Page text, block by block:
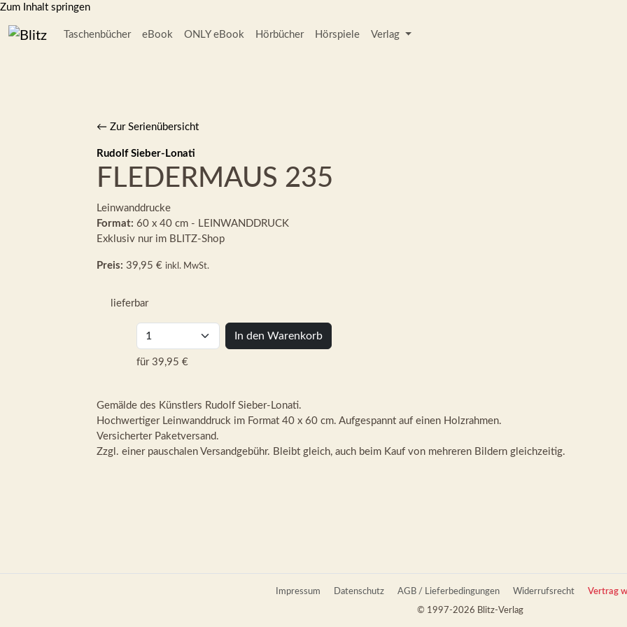
Zum Inhalt springen
Taschenbücher eBook ONLY eBook Hörbücher Hörspiele Verlag
← Zur Serienübersicht
Rudolf Sieber-Lonati
FLEDERMAUS 235
Leinwanddrucke
Format: 60 x 40 cm - LEINWANDDRUCK
Exklusiv nur im BLITZ-Shop
Preis: 39,95 € inkl. MwSt.
lieferbar
In den Warenkorb
für 39,95 €
Gemälde des Künstlers Rudolf Sieber-Lonati.
Hochwertiger Leinwanddruck im Format 40 x 60 cm. Aufgespannt auf einen Holzrahmen.
Versicherter Paketversand.
Zzgl. einer pauschalen Versandgebühr. Bleibt gleich, auch beim Kauf von mehreren Bildern gleichzeitig.
Impressum Datenschutz AGB / Lieferbedingungen Widerrufsrecht
Vertrag
© 1997-2026 Blitz-Verlag